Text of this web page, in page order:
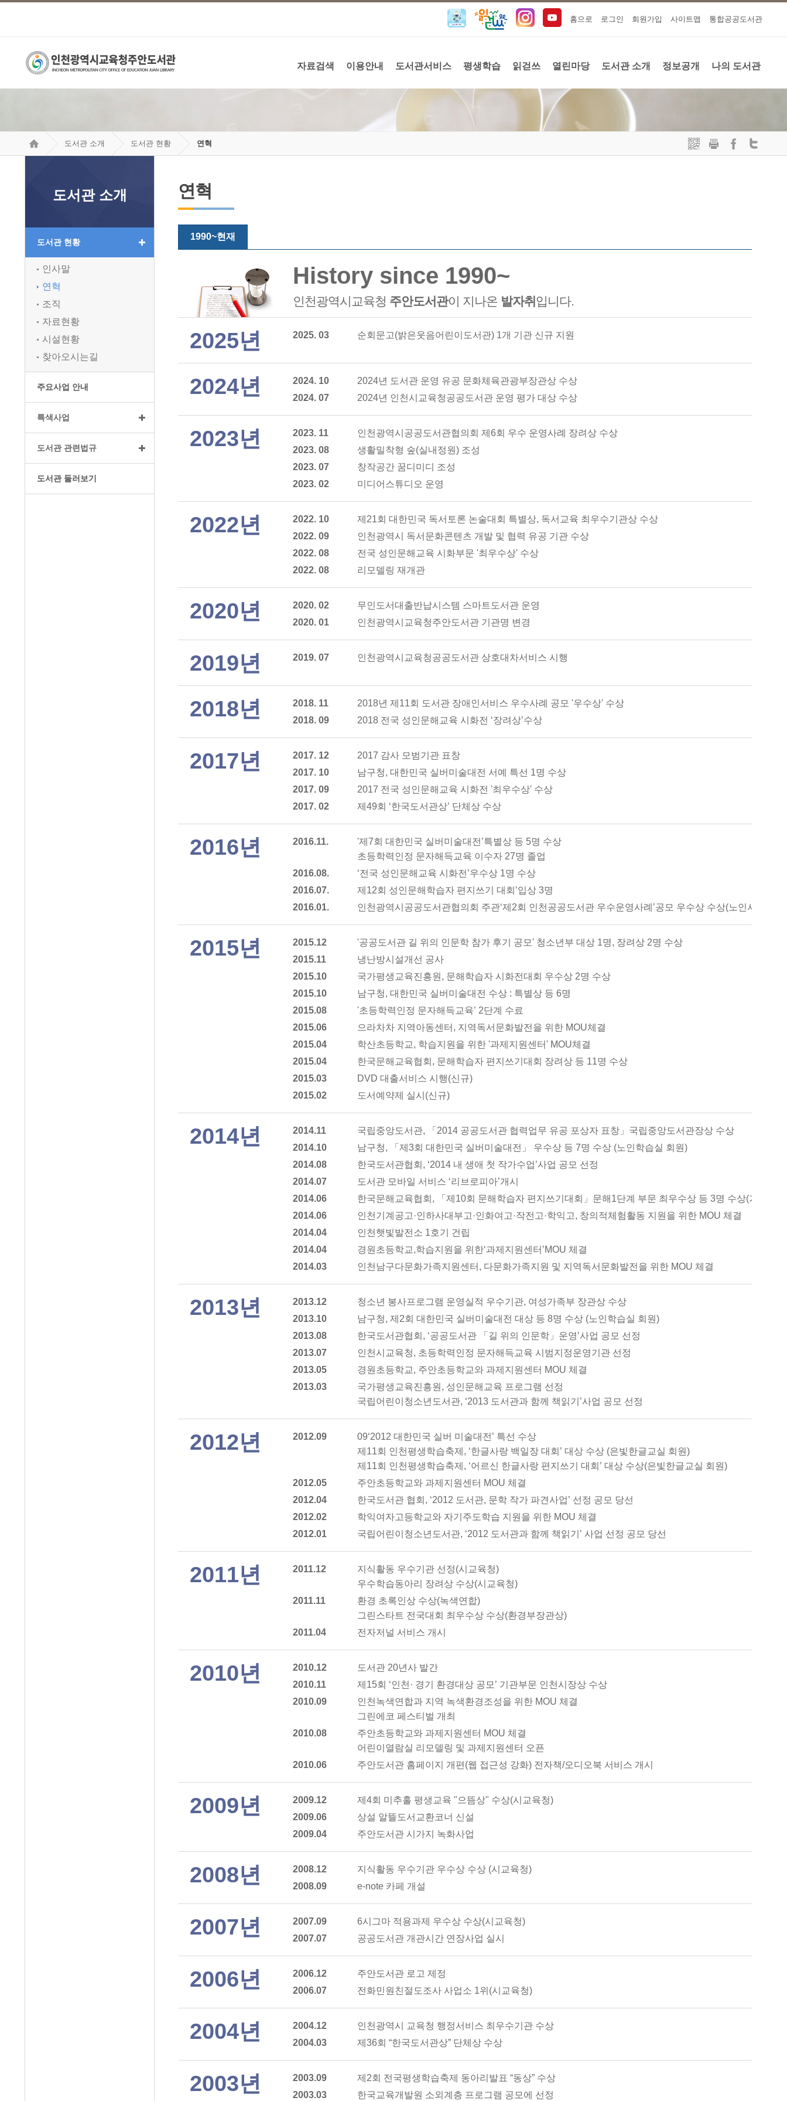
홈으로 로그인 회원가입 사이트맵 통합공공도서관
자료검색 이용안내 도서관서비스 평생학습 읽걷쓰 열린마당 도서관 소개 정보공개 나의 도서관
도서관 소개 도서관 현황 연혁
도서관 소개
도서관 현황
인사말
연혁
조직
자료현황
시설현황
찾아오시는길
주요사업 안내
특색사업
도서관 관련법규
도서관 둘러보기
연혁
1990~현재
History since 1990~
인천광역시교육청 주안도서관이 지나온 발자취 입니다.
2025년 2025. 03 순회문고(밝은웃음어린이도서관) 1개 기관 신규 지원
2024년 2024. 10
2024년 도서관 운영 유공 문화체육관광부장관상 수상
2024. 07
2024년 인천시교육청공공도서관 운영 평가 대상 수상
2023년 2023. 11
인천광역시공공도서관협의회 제6회 우수 운영사례 장려상 수상
2023. 08
생활밀착형 숲(실내정원) 조성
2023. 07
창작공간 꿈디미디 조성
2023. 02
미디어스튜디오 운영
2022년 2022. 10
제21회 대한민국 독서토론 논술대회 특별상, 독서교육 최우수기관상 수상
2022. 09
인천광역시 독서문화콘텐츠 개발 및 협력 유공 기관 수상
2022. 08
전국 성인문해교육 시화부문 '최우수상' 수상
2022. 08
리모델링 재개관
2020년 2020. 02
무인도서대출반납시스템 스마트도서관 운영
2020. 01
인천광역시교육청주안도서관 기관명 변경
2019년 2019. 07 인천광역시교육청공공도서관 상호대차서비스 시행
2018년 2018. 11
2018년 제11회 도서관 장애인서비스 우수사례 공모 '우수상' 수상
2018. 09
2018 전국 성인문해교육 시화전 ‘장려상’수상
2017년 2017. 12
2017 감사 모범기관 표창
2017. 10
남구청, 대한민국 실버미술대전 서예 특선 1명 수상
2017. 09
2017 전국 성인문해교육 시화전 '최우수상' 수상
2017. 02
제49회 ‘한국도서관상’ 단체상 수상
2016년 2016.11.
'제7회 대한민국 실버미술대전’특별상 등 5명 수상
초등학력인정 문자해득교육 이수자 27명 졸업
2016.08.
‘전국 성인문해교육 시화전’우수상 1명 수상
2016.07.
제12회 성인문해학습자 편지쓰기 대회’입상 3명
2016.01.
인천광역시공공도서관협의회 주관‘제2회 인천공공도서관 우수운영사례’공모 우수상 수상(노인서비스
2015년 2015.12
'공공도서관 길 위의 인문학 참가 후기 공모' 청소년부 대상 1명, 장려상 2명 수상
2015.11
냉난방시설개선 공사
2015.10
국가평생교육진흥원, 문해학습자 시화전대회 우수상 2명 수상
2015.10
남구청, 대한민국 실버미술대전 수상 : 특별상 등 6명
2015.08
'초등학력인정 문자해득교육’ 2단계 수료
2015.06
으라차차 지역아동센터, 지역독서문화발전을 위한 MOU체결
2015.04
학산초등학교, 학습지원을 위한 '과제지원센터' MOU체결
2015.04
한국문해교육협회, 문해학습자 편지쓰기대회 장려상 등 11명 수상
2015.03
DVD 대출서비스 시행(신규)
2015.02
도서예약제 실시(신규)
2014년 2014.11
국립중앙도서관, 「2014 공공도서관 협력업무 유공 포상자 표창」국립중앙도서관장상 수상
2014.10
남구청, 「제3회 대한민국 실버미술대전」 우수상 등 7명 수상 (노인학습실 회원)
2014.08
한국도서관협회, ‘2014 내 생애 첫 작가수업’사업 공모 선정
2014.07
도서관 모바일 서비스 ‘리브로피아’개시
2014.06
한국문해교육협회, 「제10회 문해학습자 편지쓰기대회」문해1단계 부문 최우수상 등 3명 수상(가온누
2014.06
인천기계공고·인하사대부고·인화여고·작전고·학익고, 창의적체험활동 지원을 위한 MOU 체결
2014.04
인천햇빛발전소 1호기 건립
2014.04
경원초등학교,학습지원을 위한‘과제지원센터’MOU 체결
2014.03
인천남구다문화가족지원센터, 다문화가족지원 및 지역독서문화발전을 위한 MOU 체결
2013년 2013.12
청소년 봉사프로그램 운영실적 우수기관, 여성가족부 장관상 수상
2013.10
남구청, 제2회 대한민국 실버미술대전 대상 등 8명 수상 (노인학습실 회원)
2013.08
한국도서관협회, ‘공공도서관 「길 위의 인문학」운영’사업 공모 선정
2013.07
인천시교육청, 초등학력인정 문자해득교육 시범지정운영기관 선정
2013.05
경원초등학교, 주안초등학교와 과제지원센터 MOU 체결
2013.03
국가평생교육진흥원, 성인문해교육 프로그램 선정
국립어린이청소년도서관, ‘2013 도서관과 함께 책읽기’사업 공모 선정
2012년 2012.09
09‘2012 대한민국 실버 미술대전’ 특선 수상
제11회 인천평생학습축제, ‘한글사랑 백일장 대회’ 대상 수상 (은빛한글교실 회원)
제11회 인천평생학습축제, ‘어르신 한글사랑 편지쓰기 대회’ 대상 수상(은빛한글교실 회원)
2012.05
주안초등학교와 과제지원센터 MOU 체결
2012.04
한국도서관 협회, ‘2012 도서관, 문학 작가 파견사업’ 선정 공모 당선
2012.02
학익여자고등학교와 자기주도학습 지원을 위한 MOU 체결
2012.01
국립어린이청소년도서관, ‘2012 도서관과 함께 책읽기’ 사업 선정 공모 당선
2011년 2011.12
지식활동 우수기관 선정(시교육청)
우수학습동아리 장려상 수상(시교육청)
2011.11
환경 초록인상 수상(녹색연합)
그린스타트 전국대회 최우수상 수상(환경부장관상)
2011.04
전자저널 서비스 개시
2010년 2010.12
도서관 20년사 발간
2010.11
제15회 ‘인천· 경기 환경대상 공모’ 기관부문 인천시장상 수상
2010.09
인천녹색연합과 지역 녹색환경조성을 위한 MOU 체결
그린에코 페스티벌 개최
2010.08
주안초등학교와 과제지원센터 MOU 체결
어린이열람실 리모델링 및 과제지원센터 오픈
2010.06
주안도서관 홈페이지 개편(웹 접근성 강화) 전자책/오디오북 서비스 개시
2009년 2009.12
제4회 미추홀 평생교육 "으뜸상" 수상(시교육청)
2009.06
상설 알뜰도서교환코너 신설
2009.04
주안도서관 시가지 녹화사업
2008년 2008.12
지식활동 우수기관 우수상 수상 (시교육청)
2008.09
e-note 카페 개설
2007년 2007.09
6시그마 적용과제 우수상 수상(시교육청)
2007.07
공공도서관 개관시간 연장사업 실시
2006년 2006.12
주안도서관 로고 제정
2006.07
전화민원친절도조사 사업소 1위(시교육청)
2004년 2004.12
인천광역시 교육청 행정서비스 최우수기관 수상
2004.03
제36회 “한국도서관상” 단체상 수상
2003년 2003.09
제2회 전국평생학습축제 동아리발표 “동상” 수상
2003.03
한국교육개발원 소외계층 프로그램 공모에 선정